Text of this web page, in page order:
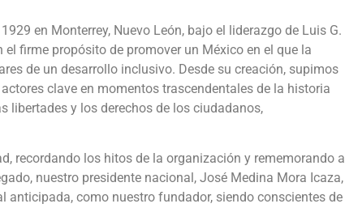
en Monterrey, Nuevo León, bajo el liderazgo de Luis G.
firme propósito de promover un México en el que la
de un desarrollo inclusivo. Desde su creación, supimos
clave en momentos trascendentales de la historia
libertades y los derechos de los ciudadanos,
recordando los hitos de la organización y rememorando a
nuestro presidente nacional, José Medina Mora Icaza,
como nuestro fundador, siendo conscientes de